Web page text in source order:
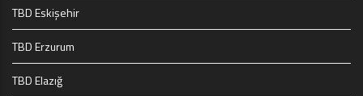
TBD Eskişehir
TBD Erzurum
TBD Elazığ